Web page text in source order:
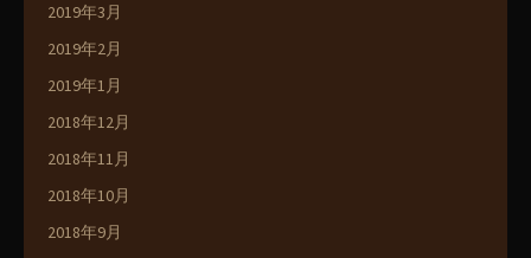
2019年3月
2019年2月
2019年1月
2018年12月
2018年11月
2018年10月
2018年9月